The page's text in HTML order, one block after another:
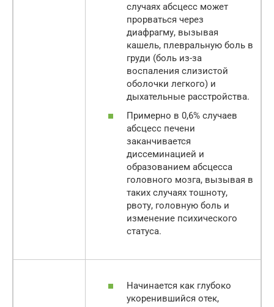
случаях абсцесс может
прорваться через
диафрагму, вызывая
кашель, плевральную боль в
груди (боль из-за
воспаления слизистой
оболочки легкого) и
дыхательные расстройства.
Примерно в 0,6% случаев
абсцесс печени
заканчивается
диссеминацией и
образованием абсцесса
головного мозга, вызывая в
таких случаях тошноту,
рвоту, головную боль и
изменение психического
статуса.
Начинается как глубоко
укоренившийся отек,